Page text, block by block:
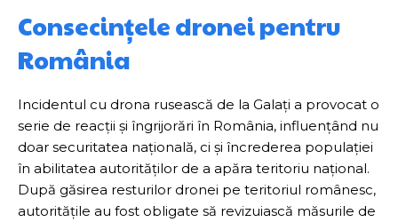
Consecințele dronei pentru
România
Incidentul cu drona rusească de la Galați a provocat o
serie de reacții și îngrijorări în România, influențând nu
doar securitatea națională, ci și încrederea populației
în abilitatea autorităților de a apăra teritoriu național.
După găsirea resturilor dronei pe teritoriul românesc,
autoritățile au fost obligate să revizuiască măsurile de